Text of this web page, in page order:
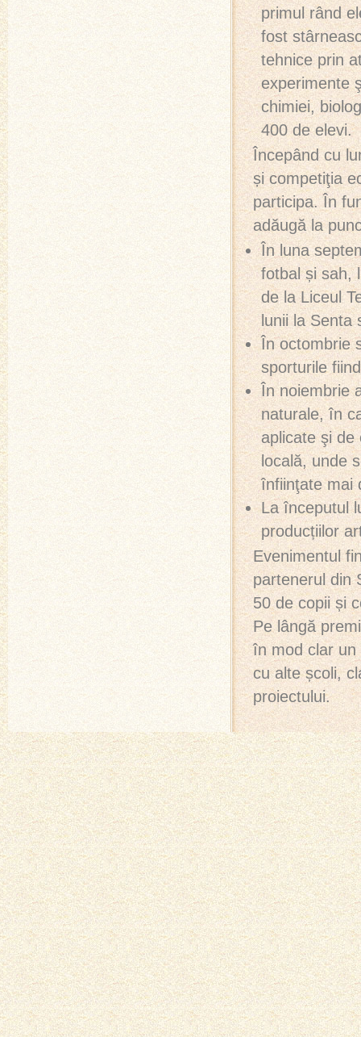
primul rând
fost
tehnice prin
experimente
chimiei,
400 de elevi.
Începând cu
și competiţia
participa. În
adăugă la
În luna
fotbal și sah,
de la Liceul
lunii la
În octombrie
sporturile
În noiembrie
naturale, în
aplicate şi de
locală, unde
înfiinţate mai
La începutul
producțiilor
Evenimentul
partenerul din
50 de copii și
Pe lângă
în mod clar un
cu alte școli,
proiectului.